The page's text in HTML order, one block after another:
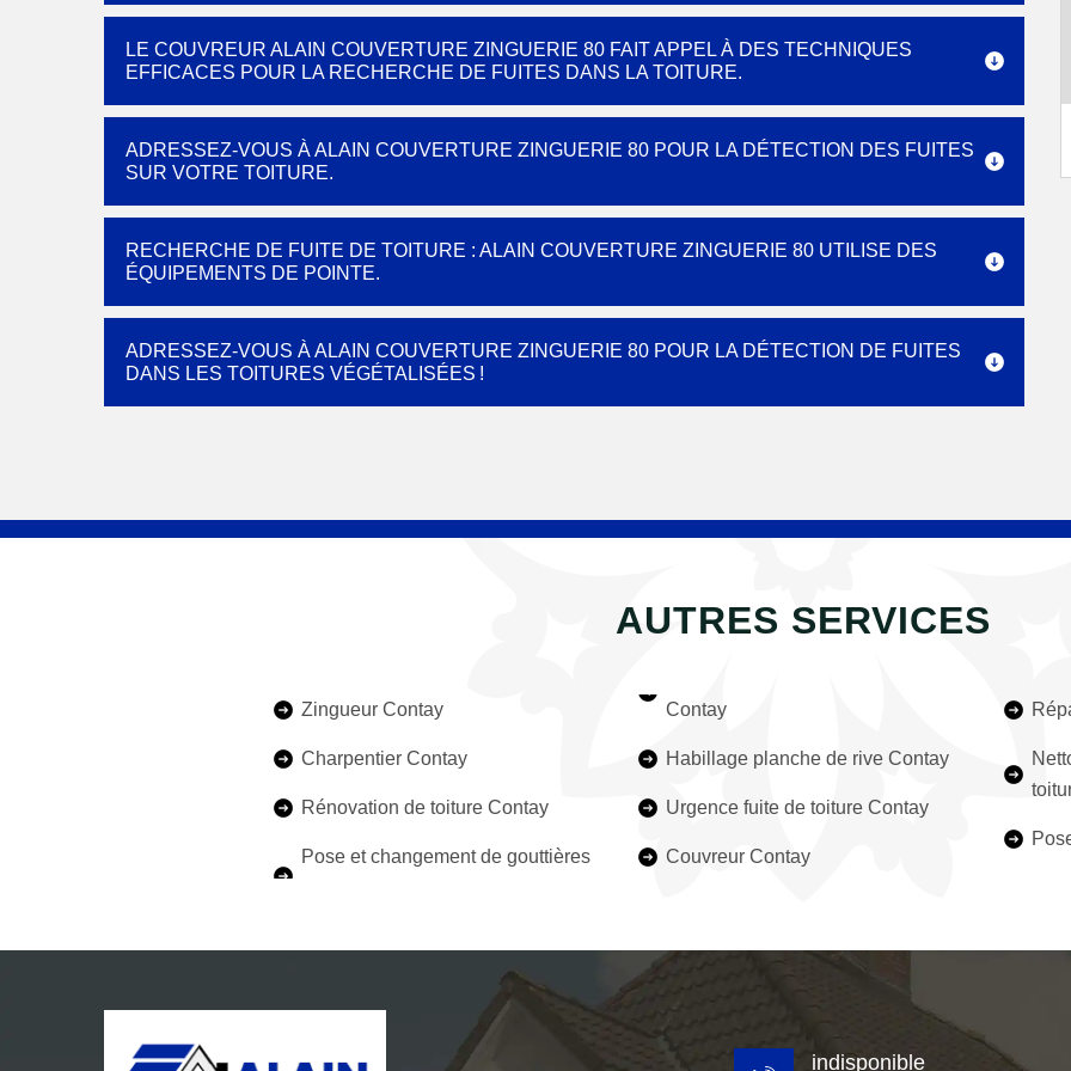
LE COUVREUR ALAIN COUVERTURE ZINGUERIE 80 FAIT APPEL À DES TECHNIQUES
EFFICACES POUR LA RECHERCHE DE FUITES DANS LA TOITURE.
ADRESSEZ-VOUS À ALAIN COUVERTURE ZINGUERIE 80 POUR LA DÉTECTION DES FUITES
SUR VOTRE TOITURE.
RECHERCHE DE FUITE DE TOITURE : ALAIN COUVERTURE ZINGUERIE 80 UTILISE DES
ÉQUIPEMENTS DE POINTE.
ADRESSEZ-VOUS À ALAIN COUVERTURE ZINGUERIE 80 POUR LA DÉTECTION DE FUITES
DANS LES TOITURES VÉGÉTALISÉES !
AUTRES SERVICES
Zingueur Contay
Charpentier Contay
Rénovation de toiture Contay
Pose et changement de gouttières
Contay
Habillage planche de rive Contay
Urgence fuite de toiture Contay
Couvreur Contay
indisponible